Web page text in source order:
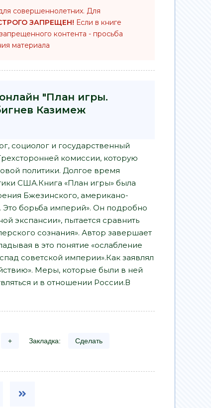
совершеннолетних. Для
ЗАПРЕЩЕН! Если в книге
контента - просьба
материала
"План игры.
Казимеж
социолог и государственный
комиссии, которую
политики. Долгое время
США.Книга «План игры» была
Бжезинского, американо-
Это борьба империй». Он подробно
экспансии», пытается сравнить
сознания». Автор завершает
в это понятие «ослабление
советской империи».Как заявлял
Меры, которые были в ней
и в отношении России.В
+ Закладка: Сделать